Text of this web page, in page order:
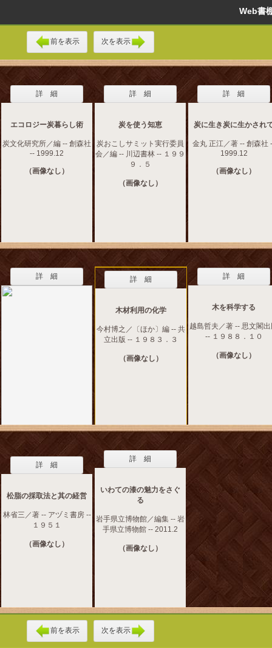
Web
前を表示 次を表示
詳 細
エコロジー炭暮らし術
炭文化研究所／編 -- 創森社
-- 1999.12
（画像なし）
詳 細
炭を使う知恵
炭おこしサミット実行委員
会／編 -- 川辺書林 -- １９９
９．５
（画像なし）
詳 細
炭に生き炭に生かされ
金丸 正江／著 -- 創森社
1999.12
（画像なし）
詳 細 詳 細
木材利用の化学
今村博之／〔ほか〕編 -- 共
立出版 -- １９８３．３
（画像なし）
詳 細
木を科学する
越島哲夫／著 -- 思文閣
-- １９８８．１０
（画像なし）
詳 細
松脂の採取法と其の経営
林省三／著 -- アヅミ書房 --
１９５１
（画像なし）
詳 細
いわての漆の魅力をさぐ
る
岩手県立博物館／編集 -- 岩
手県立博物館 -- 2011.2
（画像なし）
前を表示 次を表示